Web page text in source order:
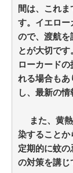
間は、これ
す。イエロー
ので、渡航を
とが大切で
ローカード
れる場合もあ
し、最新の情
また、黄熱
染することか
定期的に蚊
の対策を講じ